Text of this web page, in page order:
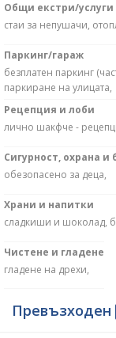
Общи екстри/услуги
стаи за непушачи,
Паркинг/гараж
безплатен паркинг
паркиране на улицата,
Рецепция и лоби
лично шакфче -
Сигурност, охрана и
обезопасено за деца,
Храни и напитки
сладкиши и шоколад,
Чистене и гладене
гладене на дрехи,
Превъзходен